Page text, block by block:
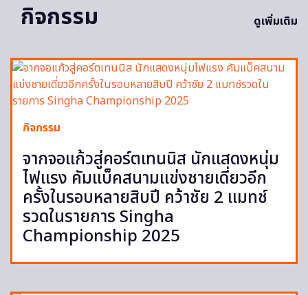
กิจกรรม ดูเพิ่มเติม
กิจกรรม
จากจอแก้วสู่คอร์ตเทนนิส นักแสดงหนุ่ม
ไฟแรง คัมแบ็คสนามแข่งชายเดี่ยวอีก
ครั้งในรอบหลายสิบปี คว้าชัย 2 แมทช์
รวดในรายการ Singha
Championship 2025